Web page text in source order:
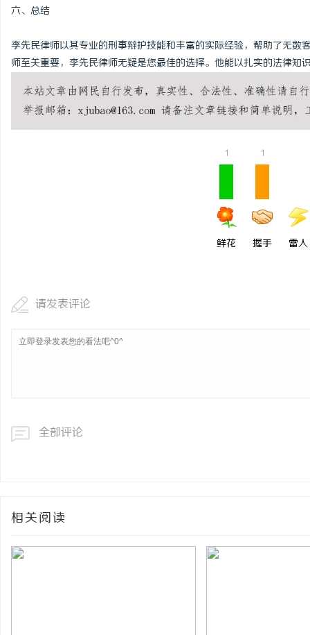
六、总结
李先民律师以其专业的刑事辩护技能和丰富的实际经验，帮助了无
师至关重要，李先民律师无疑是您最佳的选择。他能以扎实的法律知
1
鲜花
1
握手 雷人
请发表评论
全部评论
相关阅读